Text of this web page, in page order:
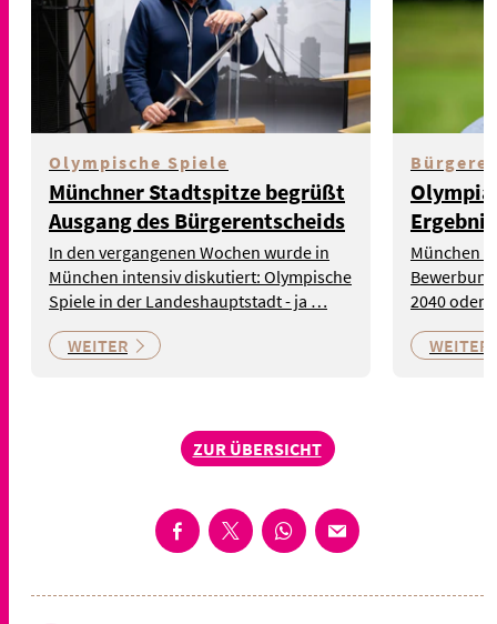
Olympische Spiele
Münchner Stadtspitze begrüßt
Ausgang des Bürgerentscheids
In den vergangenen Wochen wurde in
München intensiv diskutiert: Olympische
Spiele in der Landeshauptstadt - ja …
WEITER
München
2040 oder
WEITER
ZUR ÜBERSICHT